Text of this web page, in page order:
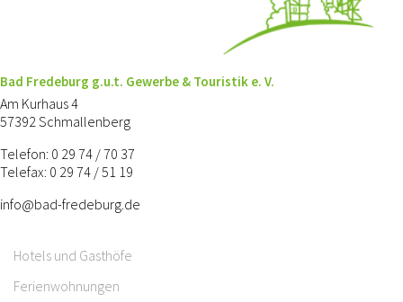
Bad Fredeburg g.u.t. Gewerbe & Touristik e. V.
Am Kurhaus 4
57392 Schmallenberg
Telefon: 0 29 74 / 70 37
Telefax: 0 29 74 / 51 19
info@bad-fredeburg.de
Hotels und Gasthöfe
Ferienwohnungen